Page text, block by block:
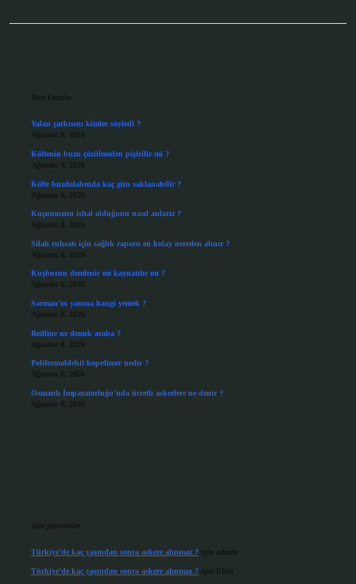
Son Yazılar
Yalan şarkısını kimler söyledi ?
Ağustos 9, 2026
Köftenin buzu çözülmeden pişirilir mi ?
Ağustos 9, 2026
Köfte buzdolabında kaç gün saklanabilir ?
Ağustos 8, 2026
Kuşumuzun ishal olduğunu nasıl anlarız ?
Ağustos 8, 2026
Silah ruhsatı için sağlık raporu en kolay nereden alınır ?
Ağustos 8, 2026
Kuşburnu demlenir mi kaynatılır mı ?
Ağustos 8, 2026
Sarman’ın yanına hangi yemek ?
Ağustos 8, 2026
Redline ne demek araba ?
Ağustos 8, 2026
Poliformaldehit kopolimer nedir ?
Ağustos 8, 2026
Osmanlı İmparatorluğu’nda ücretli askerlere ne denir ?
Ağustos 8, 2026
Son yorumlar
Türkiye’de kaç yaşından sonra askere alınmaz ?için admin
Türkiye’de kaç yaşından sonra askere alınmaz ?için Ekin